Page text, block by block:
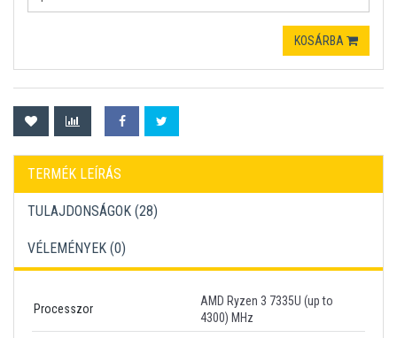
KOSÁRBA
TERMÉK LEÍRÁS
TULAJDONSÁGOK (28)
VÉLEMÉNYEK (0)
Processzor
AMD Ryzen 3 7335U (up to
4300) MHz